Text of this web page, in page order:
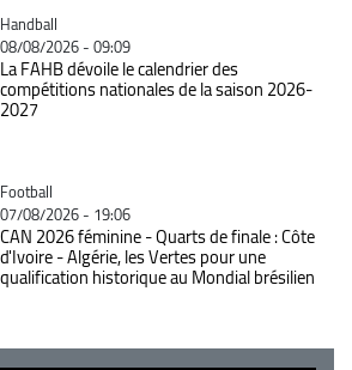
Catégorie
Handball
08/08/2026 - 09:09
La FAHB dévoile le calendrier des
compétitions nationales de la saison 2026-
2027
Catégorie
Football
07/08/2026 - 19:06
CAN 2026 féminine - Quarts de finale : Côte
d'Ivoire - Algérie, les Vertes pour une
qualification historique au Mondial brésilien